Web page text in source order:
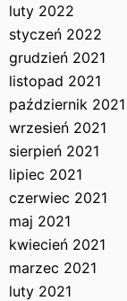
luty 2022
styczeń 2022
grudzień 2021
listopad 2021
październik 2021
wrzesień 2021
sierpień 2021
lipiec 2021
czerwiec 2021
maj 2021
kwiecień 2021
marzec 2021
luty 2021